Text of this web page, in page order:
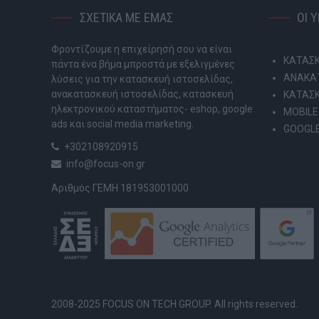
ΣΧΕΤΙΚΑ ΜΕ ΕΜΑΣ
Φροντίζουμε η επιχείρησή σου να είναι
πάντα ένα βήμα μπροστά με εξελιγμένες
λύσεις για την κατασκευή ιστοσελίδας,
ανακατασκευή ιστοσελίδας, κατασκευή
ηλεκτρονικού καταστήματος- eshop, google
ads και social media marketing.
+302108920915
info@focus-on.gr
Αριθμός ΓΕΜΗ 181953001000
ΟΙ
2008-2025 FOCUS ON TECH GROUP. All rights reserved.